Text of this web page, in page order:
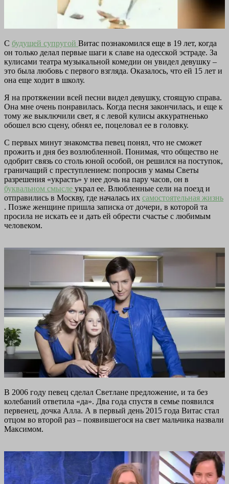
С будущей супругой Витас познакомился еще в 19 лет, когда
он только делал первые шаги к славе на одесской эстраде. За
кулисами театра музыкальной комедии он увидел девушку –
это была любовь с первого взгляда. Оказалось, что ей 15 лет и
она еще ходит в школу.
Я на протяжении всей песни видел девушку, стоящую справа.
Она мне очень понравилась. Когда песня закончилась, и еще к
тому же выключили свет, я с левой кулисы аккуратненько
обошел всю сцену, обнял ее, поцеловал ее в головку.
С первых минут знакомства певец понял, что не сможет
прожить и дня без возлюбленной. Понимая, что общество не
одобрит связь со столь юной особой, он решился на поступок,
граничащий с преступлением: попросив у мамы Светы
разрешения «украсть» у нее дочь на пару часов, он в
буквальном смысле украл ее. Влюбленные сели на поезд и
отправились в Москву, где началась их самостоятельная жизнь
. Позже женщине пришла записка от дочери, в которой та
просила не искать ее и дать ей обрести счастье с любимым
человеком.
В 2006 году певец сделал Светлане предложение, и та без
колебаний ответила «да». Два года спустя в семье появился
первенец, дочка Алла. А в первый день 2015 года Витас стал
отцом во второй раз – появившегося на свет мальчика назвали
Максимом.